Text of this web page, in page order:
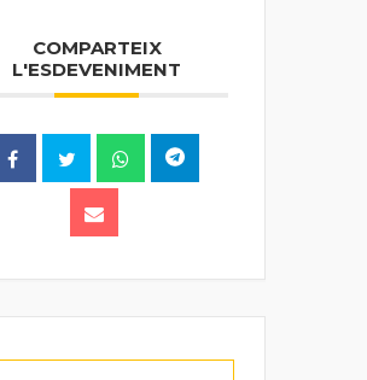
COMPARTEIX
L'ESDEVENIMENT